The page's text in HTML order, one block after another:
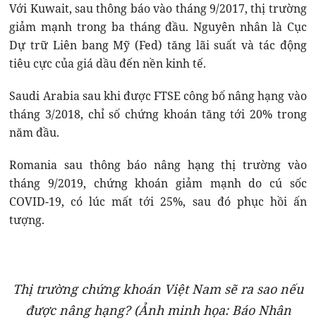
Với Kuwait, sau thông báo vào tháng 9/2017, thị trường
giảm mạnh trong ba tháng đầu. Nguyên nhân là Cục
Dự trữ Liên bang Mỹ (Fed) tăng lãi suất và tác động
tiêu cực của giá dầu đến nền kinh tế.
Saudi Arabia sau khi được FTSE công bố nâng hạng vào
tháng 3/2018, chỉ số chứng khoán tăng tới 20% trong
năm đầu.
Romania sau thông báo nâng hạng thị trường vào
tháng 9/2019, chứng khoán giảm mạnh do cú sốc
COVID-19, có lúc mất tới 25%, sau đó phục hồi ấn
tượng.
Thị trường chứng khoán Việt Nam sẽ ra sao nếu
được nâng hạng? (Ảnh minh họa: Báo Nhân